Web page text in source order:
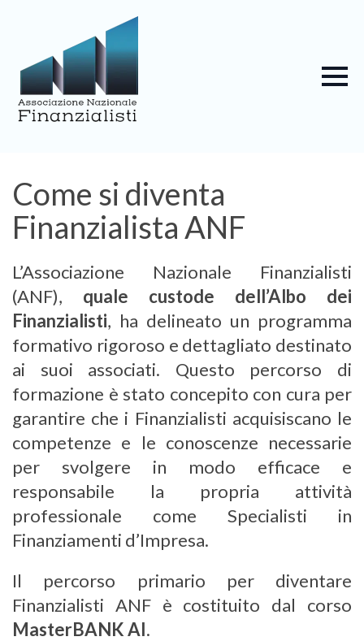
Come si diventa
Finanzialista ANF
L’Associazione Nazionale Finanzialisti
(ANF), quale custode dell’Albo dei
Finanzialisti, ha delineato un programma
formativo rigoroso e dettagliato destinato
ai suoi associati. Questo percorso di
formazione è stato concepito con cura per
garantire che i Finanzialisti acquisiscano le
competenze e le conoscenze necessarie
per svolgere in modo efficace e
responsabile la propria attività
professionale come Specialisti in
Finanziamenti d’Impresa.
Il percorso primario per diventare
Finanzialisti ANF è costituito dal corso
MasterBANK AI.